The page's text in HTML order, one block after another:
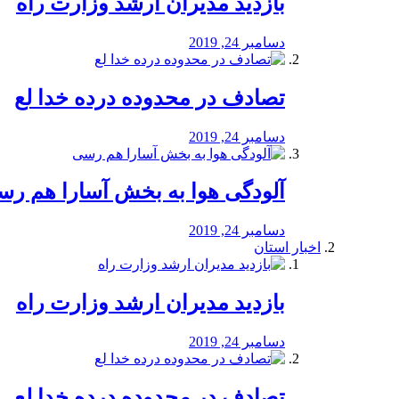
دسامبر 24, 2019
تصادف در محدوده درده خدا لع
دسامبر 24, 2019
آلودگی هوا به بخش آسارا هم
دسامبر 24, 2019
اخبار استان
بازدید مدیران ارشد وزارت راه
دسامبر 24, 2019